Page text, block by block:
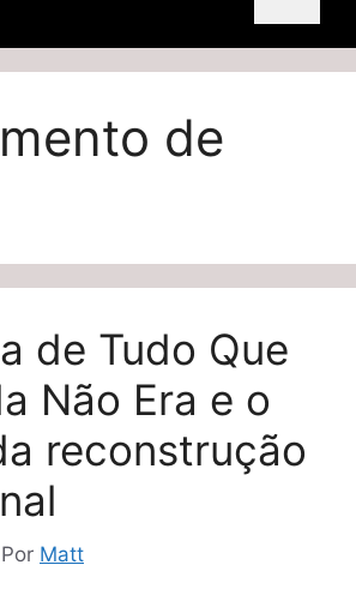
de
de Tudo Que
Não Era e o
reconstrução
Por Matt